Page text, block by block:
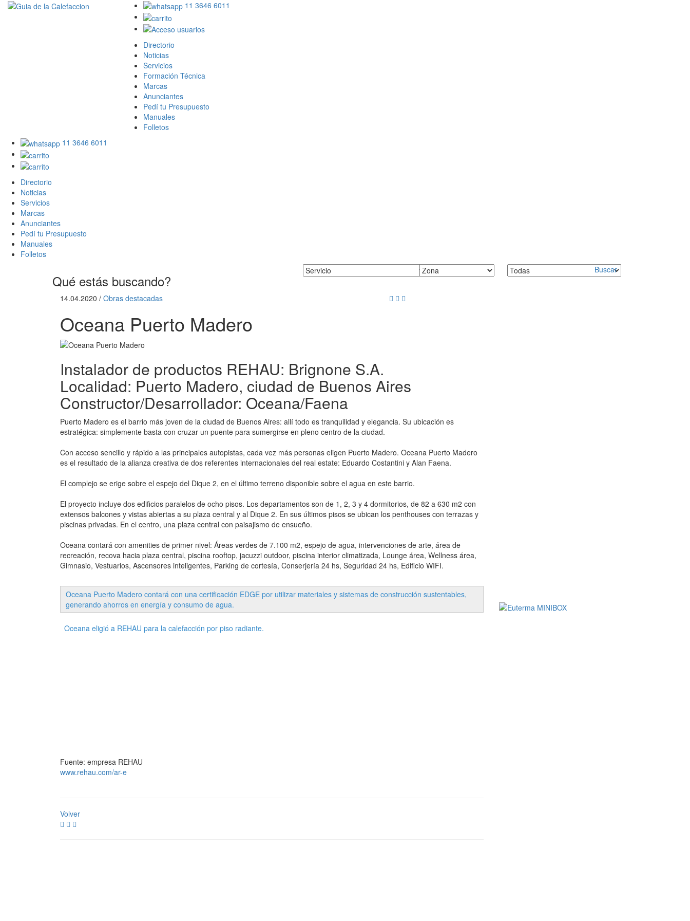
11 3646 6011
Directorio
Noticias
Servicios
Formación Técnica
Marcas
Anunciantes
Pedí tu Presupuesto
Manuales
Folletos
11 3646 6011
Directorio
Noticias
Servicios
Marcas
Anunciantes
Pedí tu Presupuesto
Manuales
Folletos
Qué estás buscando?
Buscar
14.04.2020 / Obras destacadas
Oceana Puerto Madero
Instalador de productos REHAU: Brignone S.A.
Localidad: Puerto Madero, ciudad de Buenos Aires
Constructor/Desarrollador: Oceana/Faena
Puerto Madero es el barrio más joven de la ciudad de Buenos Aires: allí todo es tranquilidad y elegancia. Su ubicación es
estratégica: simplemente basta con cruzar un puente para sumergirse en pleno centro de la ciudad.
Con acceso sencillo y rápido a las principales autopistas, cada vez más personas eligen Puerto Madero. Oceana Puerto Madero
es el resultado de la alianza creativa de dos referentes internacionales del real estate: Eduardo Costantini y Alan Faena.
El complejo se erige sobre el espejo del Dique 2, en el último terreno disponible sobre el agua en este barrio.
El proyecto incluye dos edificios paralelos de ocho pisos. Los departamentos son de 1, 2, 3 y 4 dormitorios, de 82 a 630 m2 con
extensos balcones y vistas abiertas a su plaza central y al Dique 2. En sus últimos pisos se ubican los penthouses con terrazas y
piscinas privadas. En el centro, una plaza central con paisajismo de ensueño.
Oceana contará con amenities de primer nivel: Áreas verdes de 7.100 m2, espejo de agua, intervenciones de arte, área de
recreación, recova hacia plaza central, piscina rooftop, jacuzzi outdoor, piscina interior climatizada, Lounge área, Wellness área,
Gimnasio, Vestuarios, Ascensores inteligentes, Parking de cortesía, Conserjería 24 hs, Seguridad 24 hs, Edificio WIFI.
Oceana Puerto Madero contará con una certificación EDGE por utilizar materiales y sistemas de construcción sustentables,
generando ahorros en energía y consumo de agua.
Oceana eligió a REHAU para la calefacción por piso radiante.
Fuente: empresa REHAU
www.rehau.com/ar-e
Volver